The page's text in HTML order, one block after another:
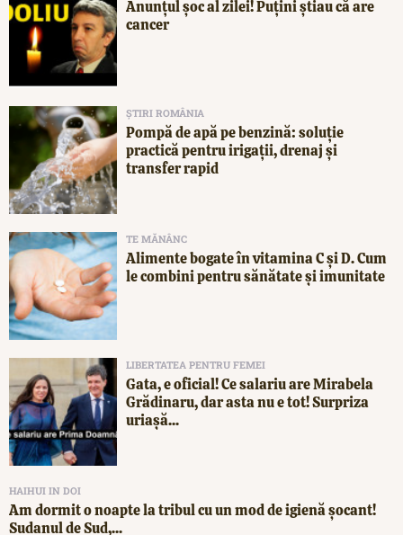
Anunţul şoc al zilei! Puţini ştiau că are
cancer
ȘTIRI ROMÂNIA
Pompă de apă pe benzină: soluție
practică pentru irigații, drenaj și
transfer rapid
TE MĂNÂNC
Alimente bogate în vitamina C și D. Cum
le combini pentru sănătate și imunitate
LIBERTATEA PENTRU FEMEI
Gata, e oficial! Ce salariu are Mirabela
Grădinaru, dar asta nu e tot! Surpriza
uriașă...
HAIHUI IN DOI
Am dormit o noapte la tribul cu un mod de igienă șocant!
Sudanul de Sud,...